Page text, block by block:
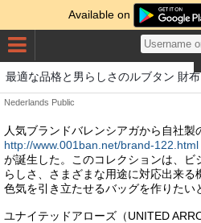
Available on
最適な品格と男らしさのルブタン 財
Nederlands Public
人気ブランドバレンシアガから自社製
http://www.001ban.net/brand-122.html
が誕生した。このコレクションは、ビ
らしさ、さまざまな用途に対応出来
色気を引き立たせるバッグを作りたい
ユナイテッドアローズ（UNITED